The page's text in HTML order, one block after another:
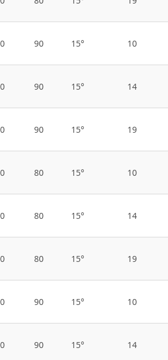
90 15° 10
90 15° 14
90 15° 19
80 15° 10
80 15° 14
80 15° 19
90 15° 10
90 15° 14